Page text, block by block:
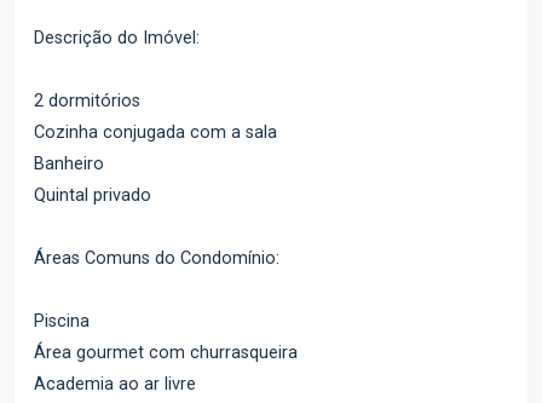
Descrição do Imóvel:
2 dormitórios
Cozinha conjugada com a sala
Banheiro
Quintal privado
Áreas Comuns do Condomínio:
Piscina
Área gourmet com churrasqueira
Academia ao ar livre